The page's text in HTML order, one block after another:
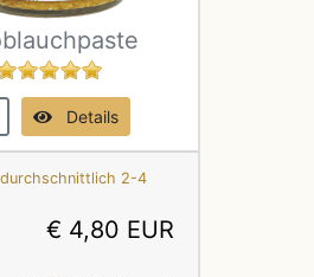
Details
durchschnittlich 2-4
€ 4,80 EUR